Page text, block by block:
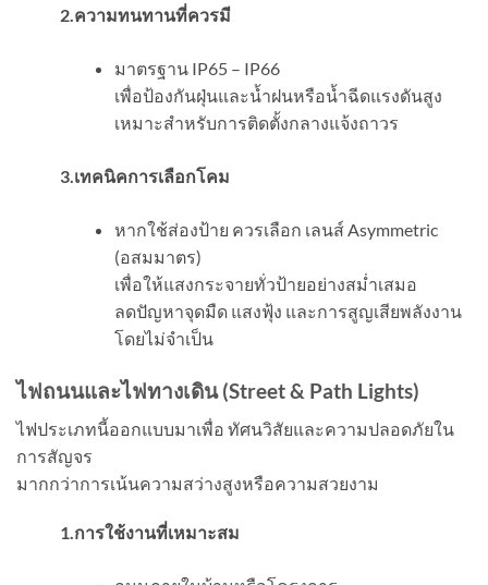
2.ความทนทานที่ควรมี
มาตรฐาน IP65 – IP66
เพื่อป้องกันฝุ่นและน้ำฝนหรือน้ำฉีดแรงดันสูง
เหมาะสำหรับการติดตั้งกลางแจ้งถาวร
3.เทคนิคการเลือกโคม
หากใช้ส่องป้าย ควรเลือก เลนส์ Asymmetric
(อสมมาตร)
เพื่อให้แสงกระจายทั่วป้ายอย่างสม่ำเสมอ
ลดปัญหาจุดมืด แสงฟุ้ง และการสูญเสียพลังงาน
โดยไม่จำเป็น
ไฟถนนและไฟทางเดิน (Street & Path Lights)
ไฟประเภทนี้ออกแบบมาเพื่อ ทัศนวิสัยและความปลอดภัยใน
การสัญจร
มากกว่าการเน้นความสว่างสูงหรือความสวยงาม
1.การใช้งานที่เหมาะสม